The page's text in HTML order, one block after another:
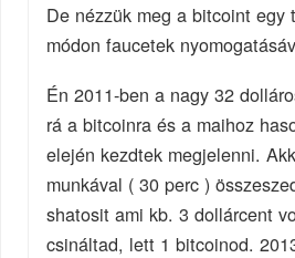
De nézzük meg a bitcoint egy
módon faucetek
Én 2011-ben a nagy 32
rá a bitcoinra és a maihoz
elején kezdtek megjelenni.
munkával ( 30 perc )
shatosit ami kb. 3 dollárcent
csináltad, lett 1 bitcoinod.